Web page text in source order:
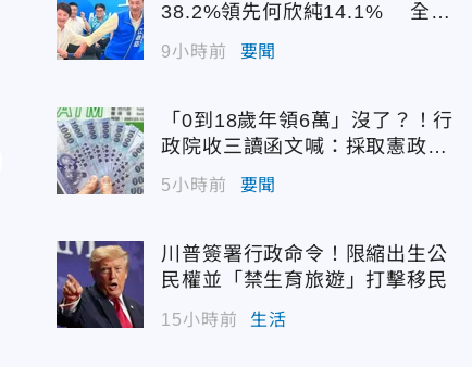
38.2%領先何欣純14.1% 全世
代支持度全面居首
9小時前 要聞
「0到18歲年領6萬」沒了？！行
政院收三讀函文喊：採取憲政作
為
5小時前 要聞
川普簽署行政命令！限縮出生公
民權並「禁生育旅遊」打擊移民
15小時前 生活